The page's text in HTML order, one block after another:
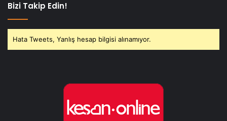
Bizi Takip Edin!
Hata Tweets, Yanlış hesap bilgisi alınamıyor.